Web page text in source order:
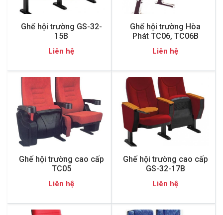
Ghế hội trường GS-32-
15B
Liên hệ
Ghế hội trường Hòa
Phát TC06, TC06B
Liên hệ
Ghế hội trường cao cấp
TC05
Liên hệ
Ghế hội trường cao cấp
GS-32-17B
Liên hệ